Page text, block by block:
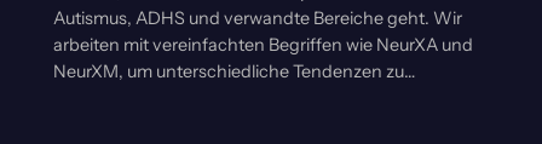
Autismus, ADHS und verwandte Bereiche geht. Wir
arbeiten mit vereinfachten Begriffen wie NeurXA und
NeurXM, um unterschiedliche Tendenzen zu…